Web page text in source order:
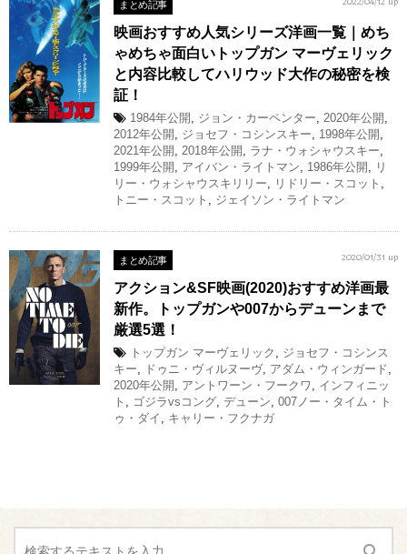
まとめ記事 2022/04/12 up
映画おすすめ人気シリーズ洋画一覧｜めち
ゃめちゃ面白いトップガン マーヴェリック
と内容比較してハリウッド大作の秘密を検
証！
1984年公開 , ジョン・カーペンター, 2020年公開 ,
2012年公開 , ジョセフ・コシンスキー, 1998年公開 ,
2021年公開 , 2018年公開 , ラナ・ウォシャウスキー,
1999年公開 , アイバン・ライトマン, 1986年公開 , リ
リー・ウォシャウスキリリー, リドリー・スコット ,
トニー・スコット , ジェイソン・ライトマン
まとめ記事 2020/01/31 up
アクション&SF映画(2020)おすすめ洋画最
新作。トップガンや007からデューンまで
厳選5選！
トップガン マーヴェリック , ジョセフ・コシンス
キー, ドゥニ・ヴィルヌーヴ, アダム・ウィンガード,
2020年公開 , アントワーン・フークワ , インフィニッ
ト , ゴジラvsコング, デューン, 007ノー・タイム・ト
ゥ・ダイ , キャリー・フクナガ